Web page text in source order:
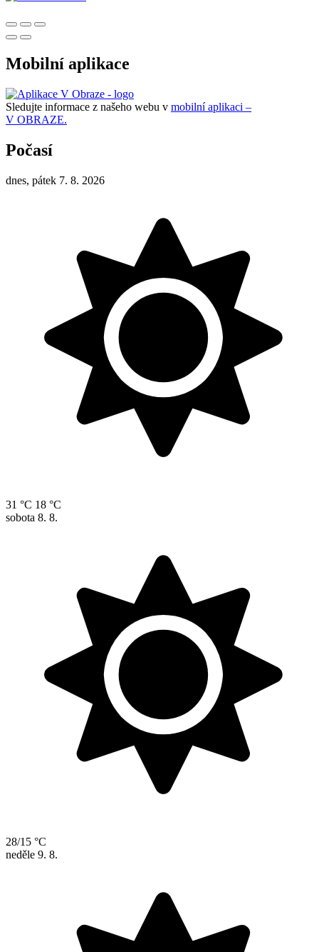
Mobilní aplikace
Sledujte informace z našeho webu v mobilní aplikaci –
V OBRAZE.
Počasí
dnes, pátek 7. 8. 2026
31 °C 18 °C
sobota 8. 8.
28/15 °C
neděle 9. 8.